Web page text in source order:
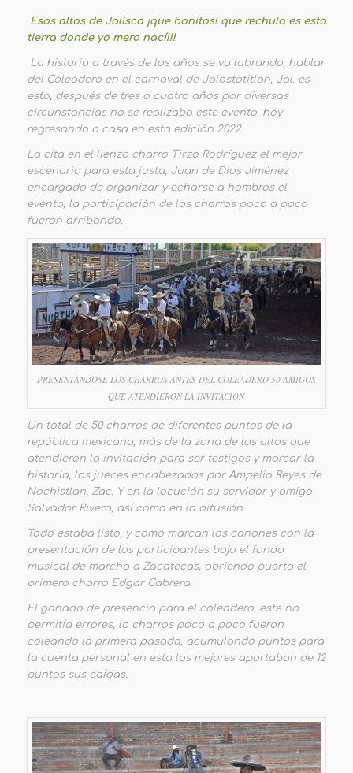
Esos altos de Jalisco ¡que bonitos! que rechula es esta
tierra donde yo mero nací!!!
La historia a través de los años se va labrando, hablar
del Coleadero en el carnaval de Jalostotitlan, Jal. es
esto, después de tres o cuatro años por diversas
circunstancias no se realizaba este evento, hoy
regresando a casa en esta edición 2022.
La cita en el lienzo charro Tirzo Rodríguez el mejor
escenario para esta justa, Juan de Dios Jiménez
encargado de organizar y echarse a hombros el
evento, la participación de los charros poco a poco
fueron arribando.
PRESENTANDOSE LOS CHARROS ANTES DEL COLEADERO 50 AMIGOS
QUE ATENDIERON LA INVITACIÓN
Un total de 50 charros de diferentes puntos de la
república mexicana, más de la zona de los altos que
atendieron la invitación para ser testigos y marcar la
historia, los jueces encabezados por Ampelio Reyes de
Nochistlan, Zac. Y en la locución su servidor y amigo
Salvador Rivera, así como en la difusión.
Todo estaba listo, y como marcan los canones con la
presentación de los participantes bajo el fondo
musical de marcha a Zacatecas, abriendo puerta el
primero charro Edgar Cabrera.
El ganado de presencia para el coleadero, este no
permitía errores, lo charros poco a poco fueron
coleando la primera pasada, acumulando puntos para
la cuenta personal en esta los mejores aportaban de 12
puntos sus caídas.